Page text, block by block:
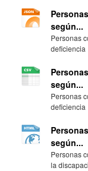
según...
Personas
deficiencia
según...
Personas
deficiencia
según...
Personas
la